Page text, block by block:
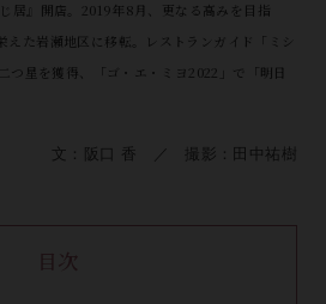
居』開店。2019年8月、更なる高みを目指
えた岩瀬地区に移転。レストランガイド「ミシ
つ星を獲得、「ゴ・エ・ミヨ2022」で「明日
文：阪口 香 ／ 撮影：田中祐樹
目次